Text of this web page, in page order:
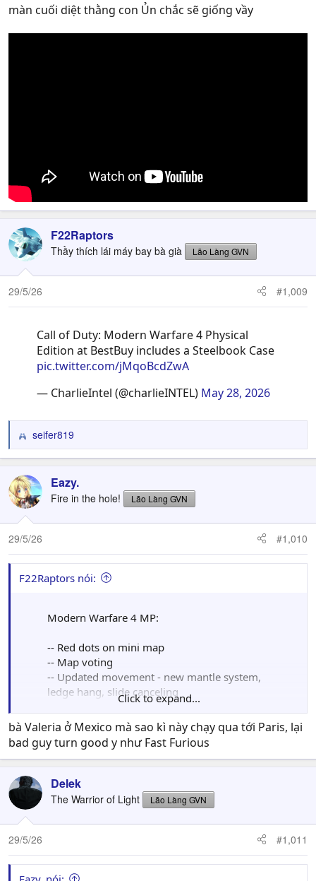
màn cuối diệt thằng con Ủn chắc sẽ giống vầy
F22Raptors
Thầy thích lái máy bay bà già Lão Làng GVN
29/5/26 #1,009
Call of Duty: Modern Warfare 4 Physical
Edition at BestBuy includes a Steelbook Case
pic.twitter.com/jMqoBcdZwA
— CharlieIntel (@charlieINTEL) May 28, 2026
R
e
c
t
i
o
n
s
:
seifer819
Eazy.
Fire in the hole! Lão Làng GVN
29/5/26 #1,010
F22Raptors nói:
Modern Warfare 4 MP:
-- Red dots on mini map
-- Map voting
-- Updated movement - new mantle system,
ledge hang, slide canceling
-- Theater mode
-- No bloom
-- 12 6v6 maps, plus Gunfight & Big War
-- Classic Prestige
-- Operator & streaks per loadout
pic.twitter.com/QLN2ZmuNKZ
— CharlieIntel (@charlieINTEL)May 28, 2026
Click to expand...
bà Valeria ở Mexico mà sao kì này chạy qua tới Paris, lại
bad guy turn good y như Fast Furious
Delek
The Warrior of Light Lão Làng GVN
29/5/26 #1,011